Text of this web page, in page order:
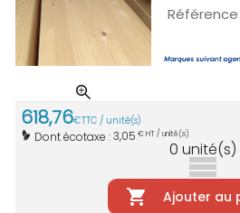
Référence
618,76€TTC / unité(s)
Dont écotaxe :3,05 € HT / unité(s)
0 unité(s)
Ajouter au